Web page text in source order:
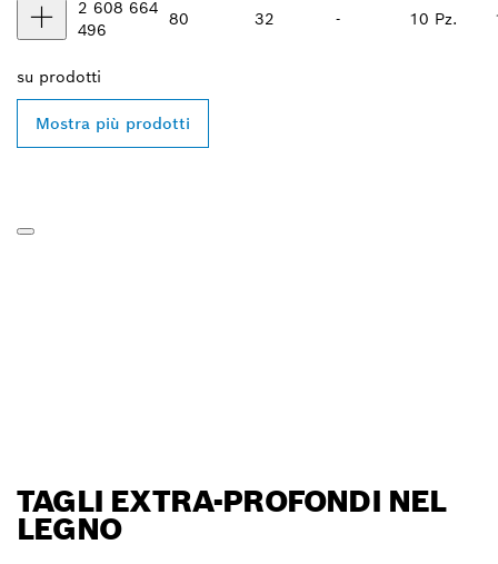
2 608 664
496
80 32 - 10 Pz.
su prodotti
Mostra più prodotti
TAGLI EXTRA-PROFONDI NEL
LEGNO